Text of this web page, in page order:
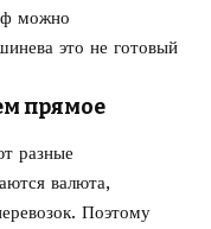
можно
это не готовый
прямое
разные
валюта,
Поэтому